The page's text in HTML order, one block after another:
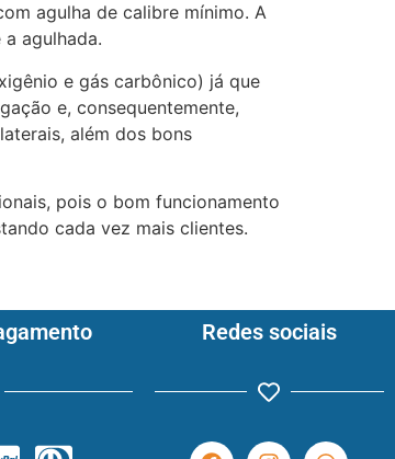
agulha de calibre mínimo. A
agulhada.
e gás carbônico) já que
e, consequentemente,
além dos bons
pois o bom funcionamento
cada vez mais clientes.
Redes sociais